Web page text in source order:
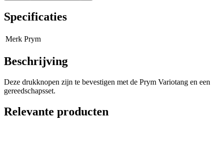
Specificaties
Merk Prym
Beschrijving
Deze drukknopen zijn te bevestigen met de Prym Variotang en een
gereedschapsset.
Relevante producten